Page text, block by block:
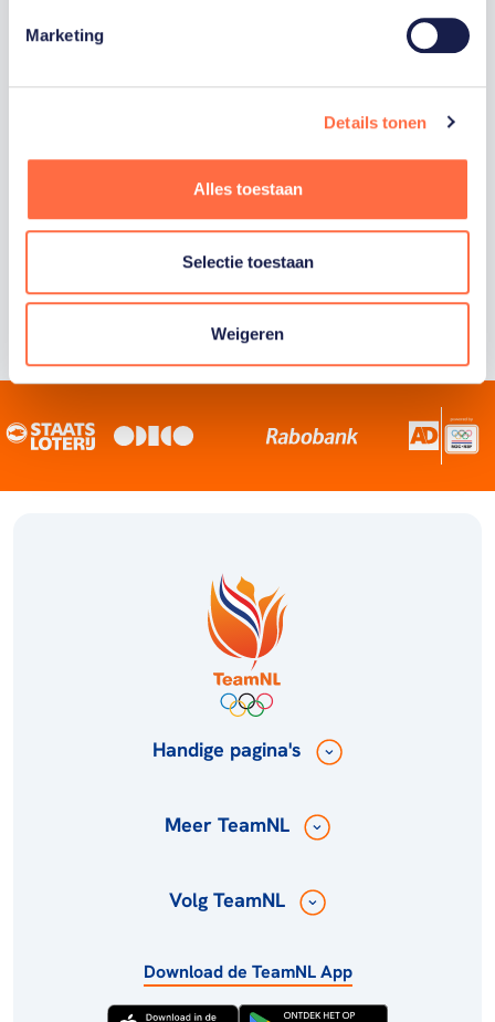
Marketing
Details tonen
Alles toestaan
Selectie toestaan
Weigeren
Staatsloterij is trotse hoofdsponsor van
sportiefste land van de wereld maken.
Handige pagina's
Meer TeamNL
Volg TeamNL
Download de TeamNL App